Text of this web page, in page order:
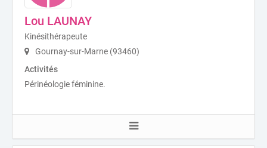
Lou LAUNAY
Kinésithérapeute
Gournay-sur-Marne (93460)
Activités
Périnéologie féminine.